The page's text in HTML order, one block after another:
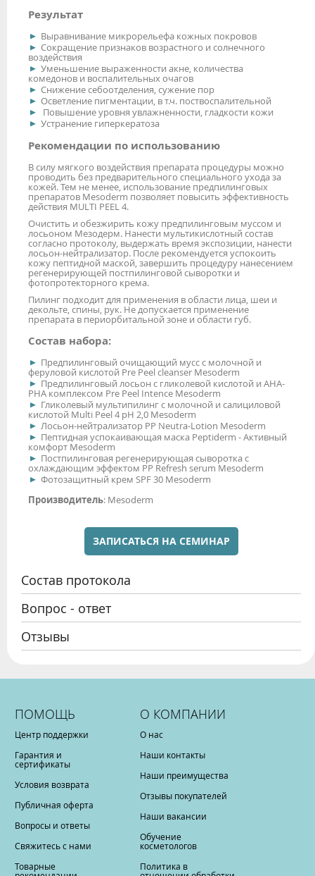
Результат
Выравнивание микрорельефа кожных покровов
Сокращение признаков возрастного и солнечного
воздействия
Уменьшение выраженности акне, количества
комедонов и воспалительных очагов
Снижение себоотделения, сужение пор
Осветление пигментации, в т.ч. поствоспалительной
Повышение уровня увлажненности, гладкости кожи
Устранение гиперкератоза
Рекомендации по использованию
В силу мягкого воздействия препарата процедуры можно
проводить без предварительного специального ухода за
кожей. Тем не менее, использование предпилинговых
препаратов Mesoderm позволяет повысить эффективность
действия MULTI PEEL 4.
Очистить и обезжирить кожу предпилинговым муссом и
лосьоном Мезодерм. Нанести мультикислотный состав
согласно протоколу, выдержать время экспозиции, нанести
лосьон-нейтрализатор. После рекомендуется успокоить
кожу пептидной маской, завершить процедуру нанесением
регенерирующей постпилинговой сыворотки и
фотопротекторного крема.
Пилинг подходит для применения в области лица, шеи и
декольте, спины, рук. Не допускается применение
препарата в периорбитальной зоне и области губ.
Состав набора:
Предпилинговый очищающий мусс с молочной и
феруловой кислотой Pre Peel cleanser Mesoderm
Предпилинговый лосьон с гликолевой кислотой и АНА-
РНА комплексом Pre Peel Intence Mesoderm
Гликолевый мультипилинг с молочной и салициловой
кислотой Multi Peel 4 рН 2,0 Mesoderm
Лосьон-нейтрализатор PP Neutra-Lotion Mesoderm
Пептидная успокаивающая маска Peptiderm - Активный
комфорт Mesoderm
Постпилинговая регенерирующая сыворотка с
охлаждающим эффектом PP Refresh serum Mesoderm
Фотозащитный крем SPF 30 Mesoderm
Производитель: Mesoderm
ЗАПИСАТЬСЯ НА СЕМИНАР
Состав протокола
Вопрос - ответ
Отзывы
ПОМОЩЬ
Центр поддержки
Гарантия и
сертификаты
Условия возврата
Публичная оферта
Вопросы и ответы
Свяжитесь с нами
Товарные
О КОМПАНИИ
О нас
Наши контакты
Наши преимущества
Отзывы покупателей
Наши вакансии
Обучение
косметологов
Политика в